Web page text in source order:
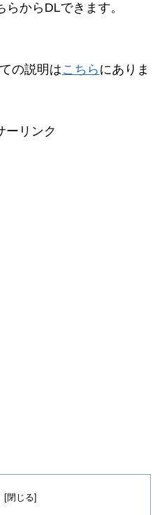
らからDLできます。
の説明はこちら にありま
ーリンク